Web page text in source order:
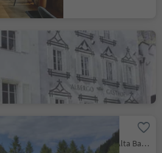
Ristorante Corona
Brunico città, Brunico, Regione dolomitica Plan de Corones
Corvara, Regione dolomitica Alta Badia